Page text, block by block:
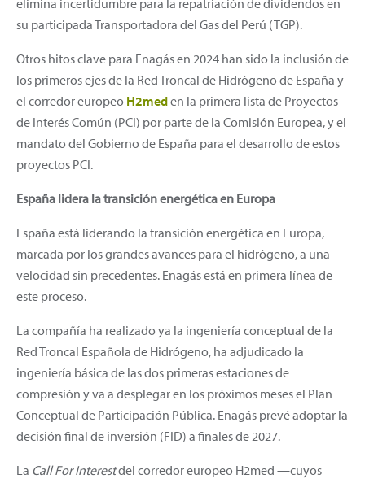
su participada Transportadora del Gas del Perú (TGP).
Otros hitos clave para Enagás en 2024 han sido la inclusión de
los primeros ejes de la Red Troncal de Hidrógeno de España y
el corredor europeo H2meden la primera lista de Proyectos
de Interés Común (PCI) por parte de la Comisión Europea, y el
mandato del Gobierno de España para el desarrollo de estos
proyectos PCI. ​
España lidera la transición energética en Europa
España está liderando la transición energética en Europa,
marcada por los grandes avances para el hidrógeno, a una
velocidad sin precedentes. Enagás está en primera línea de
este proceso.
La compañía ha realizado ya la ingeniería conceptual de la
Red Troncal Española de Hidrógeno, ha adjudicado la
ingeniería básica de las dos primeras estaciones de
compresión y va a desplegar en los próximos meses el Plan
Conceptual de Participación Pública. Enagás prevé adoptar la
decisión final de inversión (FID) a finales de 2027.
La Call For Interestdel corredor europeo H2med —cuyos